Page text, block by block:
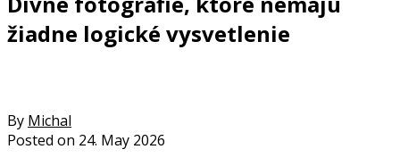
žiadne logické vysvetlenie
By Michal
Posted on 24. May 2026